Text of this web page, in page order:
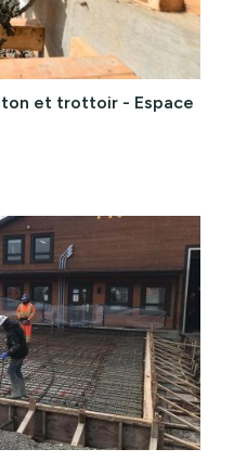
et trottoir - Espace